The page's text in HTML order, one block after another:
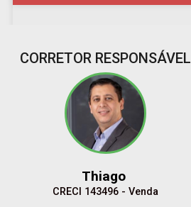
07
Aug/Fri
08
08:00
09:00
CORRETOR RESPONSÁVEL
Thiago
CRECI 143496 - Venda